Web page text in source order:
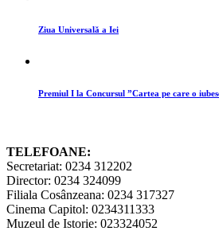
Ziua Universală a Iei
Premiul I la Concursul ”Cartea pe care o
TELEFOANE:
Secretariat: 0234 312202
Director: 0234 324099
Filiala Cosânzeana: 0234 317327
Cinema Capitol: 0234311333
Muzeul de Istorie: 023324052